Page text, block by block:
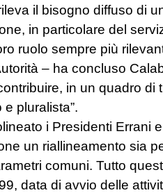
il bisogno diffuso di
in particolare del
ruolo sempre più
– ha concluso
in un quadro di
pluralista”.
i Presidenti Errani
un riallineamento sia
comuni. Tutto
data di avvio delle